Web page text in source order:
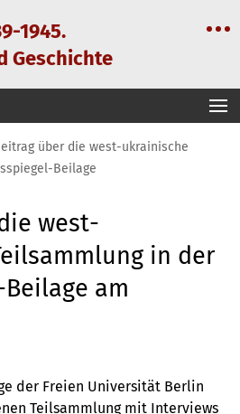
1945.
Geschichte
über die west-ukrainische
Beilage
west-
in der
am
der Freien Universität Berlin
Teilsammlung mit Interviews